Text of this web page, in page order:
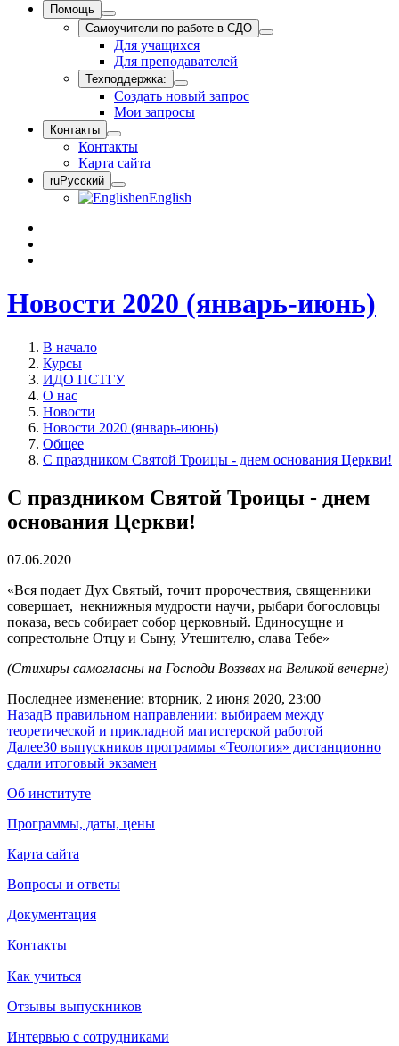
Помощь
Самоучители по работе в СДО
Для учащихся
Для преподавателей
Техподдержка:
Создать новый запрос
Мои запросы
Контакты
Контакты
Карта сайта
ruРусский
enEnglish
Новости 2020 (январь-июнь)
В начало
Курсы
ИДО ПСТГУ
О нас
Новости
Новости 2020 (январь-июнь)
Общее
С праздником Святой Троицы - днем основания Церкви!
С праздником Святой Троицы - днем
основания Церкви!
07.06.2020
«Вся подает Дух Святый, точит пророчествия, священники
совершает, некнижныя мудрости научи, рыбари богословцы
показа, весь собирает собор церковный. Единосущне и
сопрестольне Отцу и Сыну, Утешителю, слава Тебе»
(Стихиры самогласны на Господи Воззвах на Великой вечерне)
Последнее изменение: вторник, 2 июня 2020, 23:00
НазадВ правильном направлении: выбираем между
теоретической и прикладной магистерской работой
Далее30 выпускников программы «Теология» дистанционно
сдали итоговый экзамен
Об институте
Программы, даты, цены
Карта сайта
Вопросы и ответы
Документация
Контакты
Как учиться
Отзывы выпускников
Интервью с сотрудниками